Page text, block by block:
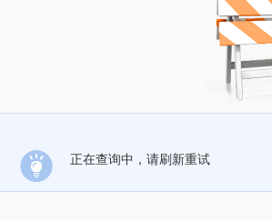
正在查询中，请刷新重试